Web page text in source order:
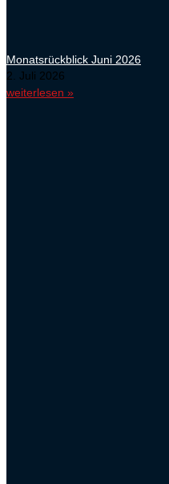
Monatsrückblick Juni 2026
2. Juli 2026
weiterlesen »